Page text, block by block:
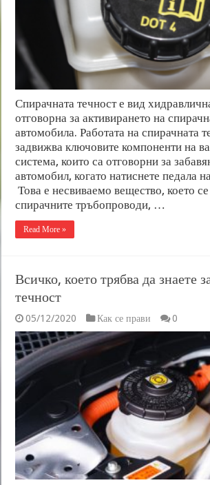
Спирачната течност е вид
отговорна за активирането на
автомобила. Работата на спирачната
задвижва ключовите компоненти на
система, които са отговорни за
автомобил, когато натиснете педала
Това е несвиваемо вещество, което
спирачните тръбопроводи, …
Read More »
Всичко, което трябва да знаете
течност
05/12/2020 Как се прави 0